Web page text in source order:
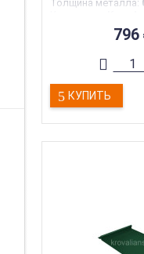
Толщина металла:
Торговая марка:
796
КУПИТЬ